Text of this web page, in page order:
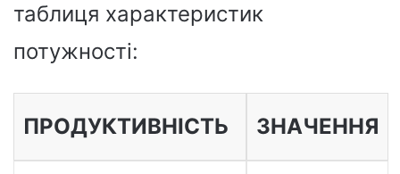
таблиця характеристик
потужності:
ПРОДУКТИВНІСТЬ ЗНАЧЕННЯ